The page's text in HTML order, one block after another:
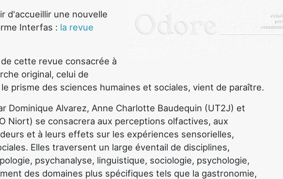
d'accueillir une nouvelle
Interfas : la revue
cette revue consacrée à
original, celui de
prisme des sciences humaines et sociales, vient de paraître.
Dominique Alvarez, Anne Charlotte Baudequin (UT2J) et
Niort) se consacrera aux perceptions olfactives, aux
et à leurs effets sur les expériences sensorielles,
Elles traversent un large éventail de disciplines,
psychanalyse, linguistique, sociologie, psychologie,
des domaines plus spécifiques tels que la gastronomie,